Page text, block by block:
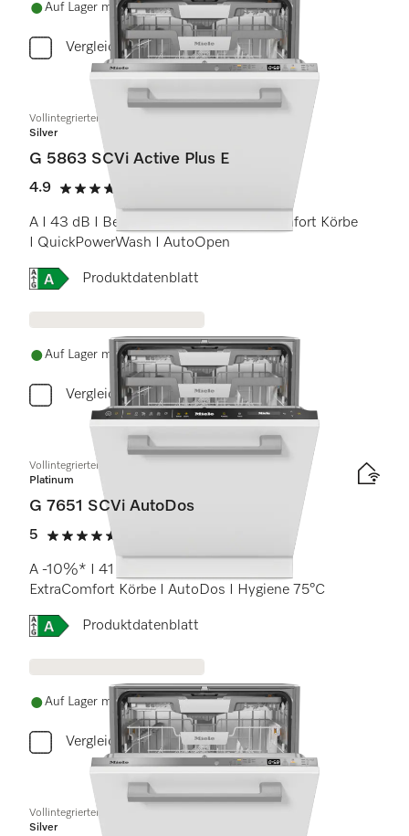
Auf Lager mit kostenlosem Versand
Vergleichen
Vollintegrierter Geschirrspüler
Silver
G 5863 SCVi Active Plus E
4.9
4.9 Sterne von 5
A I 43 dB I Besteckschublade I ExtraComfort Körbe
I QuickPowerWash I AutoOpen
Onlinelabel Image, Energielabel
Produktdatenblatt
Auf Lager mit kostenlosem Versand
Vergleichen
Vollintegrierter Geschirrspüler
Platinum
G 7651 SCVi AutoDos
5
5 Sterne von 5
A -10%* I 41 dB I Besteckschublade I
ExtraComfort Körbe I AutoDos I Hygiene 75°C
Onlinelabel Image, Energielabel
Produktdatenblatt
Auf Lager mit kostenlosem Versand
Vergleichen
Vollintegrierter Geschirrspüler
Silver